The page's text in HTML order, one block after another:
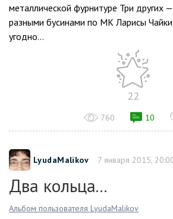
металлической фурнитуре Три других
разными бусинами по МК Ларисы
угодно...
22
760 10
LyudaMalikov 7 января 2015,
Два кольца...
Альбом пользователя LyudaMalikov